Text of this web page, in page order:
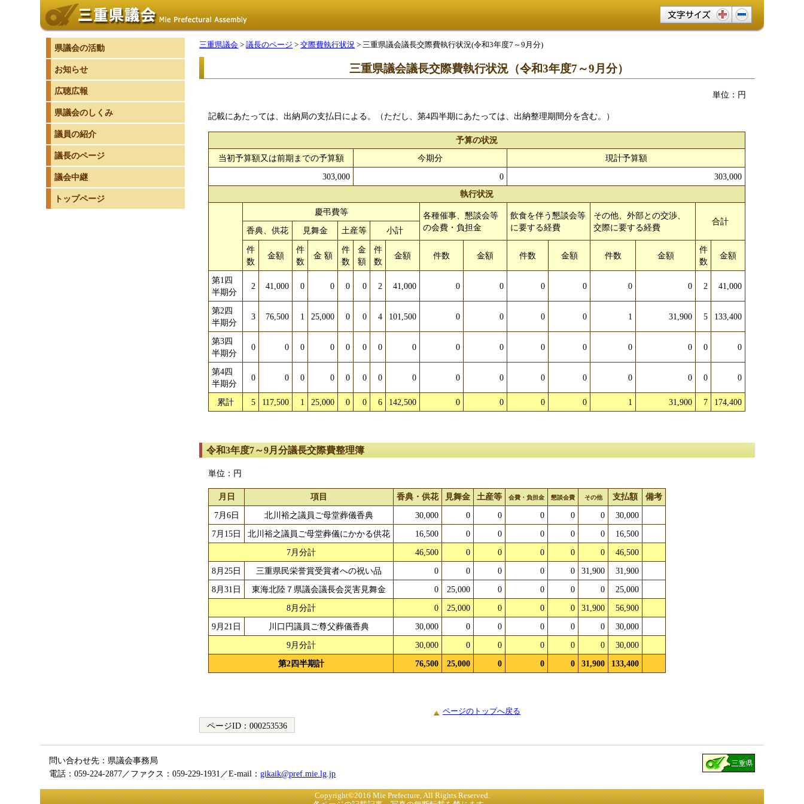
文字サイズ変更
三重県議会 >議長のページ >交際費執行状況 > 三重県議会議長交際費執行状況(令和3年度7～9月分)
三重県議会議長交際費執行状況（令和3年度7～9月分）
単位：円
記載にあたっては、出納局の支払日による。（ただし、第4四半期にあたっては、出納整理期間分を含む。）
予算の状況
当初予算額又は前期までの予算額
今期分
現計予算額
303,000
0
303,000
執行状況
慶弔費等
各種催事、懇談会等
の会費・負担金
飲食を伴う懇談会等
に要する経費
その他、外部との交渉、
交際に要する経費
合計
香典、供花
見舞金 土産等
小計
件
数
金額
件
数
金 額
件
数
金
額
件
数
金額 件数 金額 件数 金額 件数 金額
件
数
金額
第1四
半期分
2 41,000 0 0 0 0 2 41,000 0 0 0 0 0 0 2 41,000
第2四
半期分
3 76,500 1 25,000 0 0 4 101,500 0 0 0 0 1 31,900 5 133,400
第3四
半期分
0 0 0 0 0 0 0 0 0 0 0 0 0 0 0 0
第4四
半期分
0 0 0 0 0 0 0 0 0 0 0 0 0 0 0 0
累計 5 117,500 1 25,000 0 0 6 142,500 0 0 0 0 1 31,900 7 174,400
令和3年度7～9月分議長交際費整理簿
単位：円
月日 項目 香典・供花 見舞金 土産等 会費・負担金 懇談会費 その他 支払額
備考
7月6日
北川裕之議員ご母堂葬儀香典 30,000 0 0 0 0 0
30,000
7月15日
北川裕之議員ご母堂葬儀にかかる供花 16,500 0 0 0 0 0
16,500
7月分計
46,500 0 0 0 0 0
46,500
8月25日
三重県民栄誉賞受賞者への祝い品 0 0 0 0 0 31,900
31,900
8月31日
東海北陸７県議会議長会災害見舞金 0 25,000 0 0 0 0
25,000
8月分計
0 25,000 0 0 0 31,900
56,900
9月21日
川口円議員ご尊父葬儀香典 30,000 0 0 0 0 0
30,000
9月分計
30,000 0 0 0 0 0
30,000
第2四半期計
76,500 25,000 0 0 0 31,900 133,400
ページのトップへ戻る
ページID：000253536
県議会の活動
お知らせ
広聴広報
県議会のしくみ
議員の紹介
議長のページ
議会中継
トップページ
問い合わせ先：県議会事務局
電話：059-224-2877／ファクス：059-229-1931／E-mail：gikaik@pref.mie.lg.jp
Copyright©2016 Mie Prefecture, All Rights Reserved.